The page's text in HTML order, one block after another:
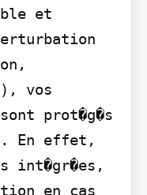
et
vos
prot�g�s
En effet,
int�gr�es,
en cas